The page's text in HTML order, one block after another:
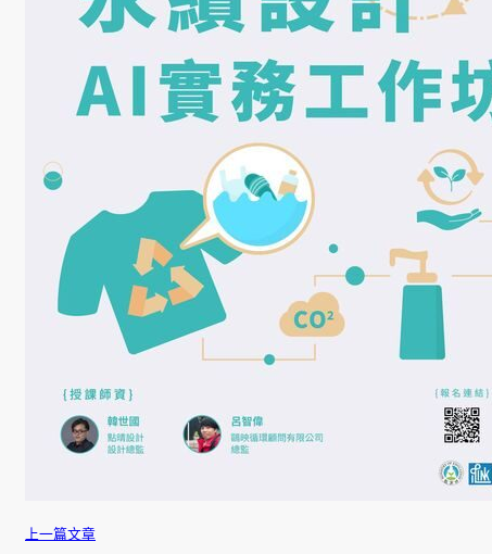
榮譽榜
獎助學金
學程簡介
師資陣容
課程資訊
成果發表
活動集錦
大學社會責任USR專區
學生成果呈現
學生課外活動
訪談照片
規章表格
上一篇文章